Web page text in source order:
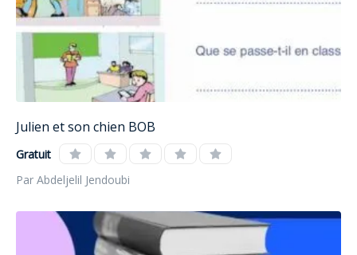
Julien et son chien BOB
Gratuit
Par Abdeljelil Jendoubi